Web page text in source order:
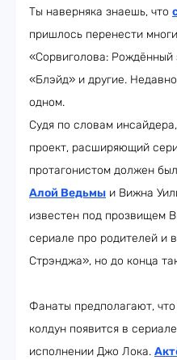
Ты наверняка знаешь, что
пришлось перенести
«Сорвиголова: Рождённый
«Блэйд» и другие.
одном.
Судя по словам
проект, расширяющий
протагонистом должен
Алой Ведьмы и Вижна
известен под прозвищем
сериале про родителей и
Стрэнджа», но до конца
Фанаты предполагают,
колдун появится в
исполнении Джо Лока.